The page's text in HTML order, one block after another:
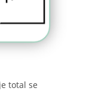
total se